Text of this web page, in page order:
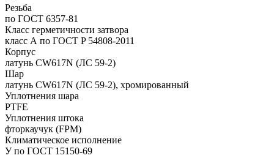
Резьба
по ГОСТ 6357-81
Класс герметичности затвора
класс А по ГОСТ P 54808-2011
Корпус
латунь CW617N (ЛС 59-2)
Шар
латунь CW617N (ЛС 59-2), хромированный
Уплотнения шара
PTFE
Уплотнения штока
фторкаучук (FPM)
Климатическое исполнение
У по ГОСТ 15150-69